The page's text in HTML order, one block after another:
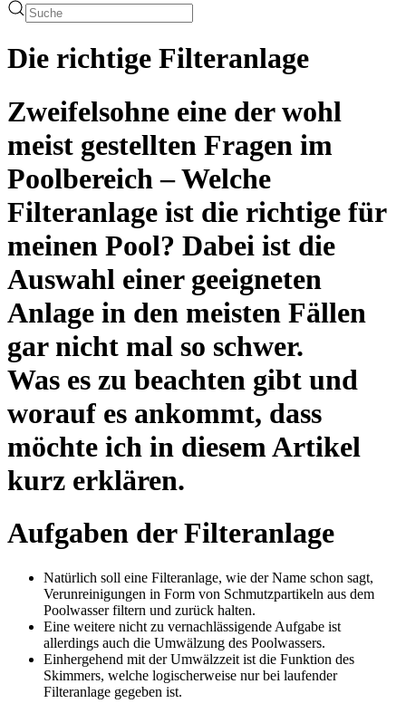
Die richtige Filter­anlage
Zweifelsohne eine der wohl
meist gestellten Fragen im
Poolbereich – Welche
Filteranlage ist die richtige für
meinen Pool? Dabei ist die
Auswahl einer geeigneten
Anlage in den meisten Fällen
gar nicht mal so schwer.
Was es zu beachten gibt und
worauf es ankommt, dass
möchte ich in diesem Artikel
kurz erklären.
Aufgaben der Filteranlage
Natürlich soll eine Filteranlage, wie der Name schon sagt,
Verunreinigungen in Form von Schmutzpartikeln aus dem
Poolwasser filtern und zurück halten.
Eine weitere nicht zu vernachlässigende Aufgabe ist
allerdings auch die Umwälzung des Poolwassers.
Einhergehend mit der Umwälzzeit ist die Funktion des
Skimmers, welche logischerweise nur bei laufender
Filteranlage gegeben ist.